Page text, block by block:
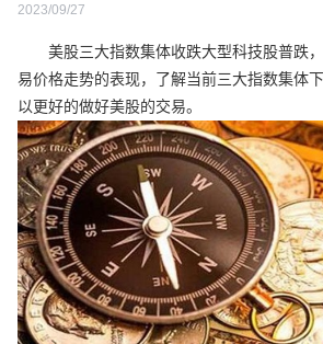
2023/09/27
美股三大指数集体收跌大型科技股普跌，
易价格走势的表现，了解当前三大指数集体
以更好的做好美股的交易。